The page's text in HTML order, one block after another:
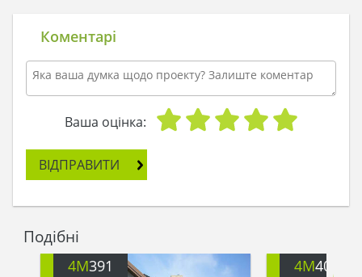
Коментарі
Ваша оцінка:
ВІДПРАВИТИ
Подібні
4M391 4M401